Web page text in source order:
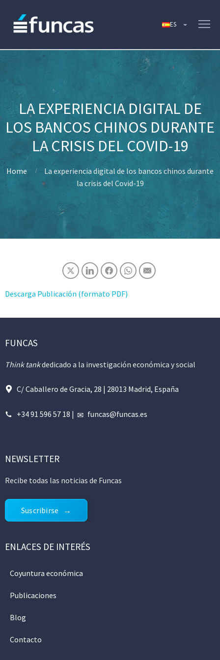
LA EXPERIENCIA DIGITAL DE
LOS BANCOS CHINOS DURANTE
LA CRISIS DEL COVID-19
Home
La experiencia digital de los bancos chinos durante
la crisis del Covid-19
Descarga Publicación (formato PDF)
FUNCAS
Think tankdedicado a la investigación económica y social
C/ Caballero de Gracia, 28 | 28013 Madrid, España
+34 91 596 57 18 | funcas@funcas.es
NEWSLETTER
Recibe todas las noticias de Funcas
Suscribirse
ENLACES DE INTERÉS
Coyuntura económica
Publicaciones
Blog
Contacto